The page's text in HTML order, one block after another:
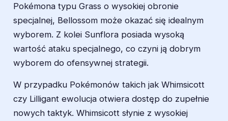
Pokémona typu Grass o wysokiej obronie
specjalnej, Bellossom może okazać się idealnym
wyborem. Z kolei Sunflora posiada wysoką
wartość ataku specjalnego, co czyni ją dobrym
wyborem do ofensywnej strategii.
W przypadku Pokémonów takich jak Whimsicott
czy Lilligant ewolucja otwiera dostęp do zupełnie
nowych taktyk. Whimsicott słynie z wysokiej